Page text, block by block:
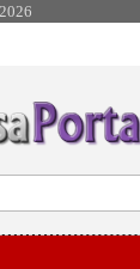
στην Πλοήγηση